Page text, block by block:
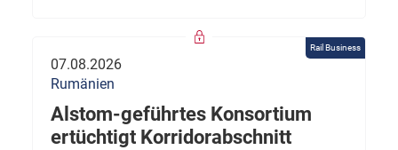
Rail Business
07.08.2026
Rumänien
Alstom-geführtes Konsortium
ertüchtigt Korridorabschnitt